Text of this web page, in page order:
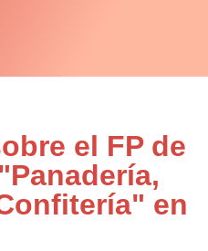
el FP de
en